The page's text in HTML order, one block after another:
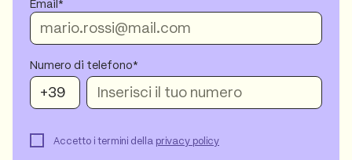
Email
Numero di telefono*
Accetto i termini della privacy policy